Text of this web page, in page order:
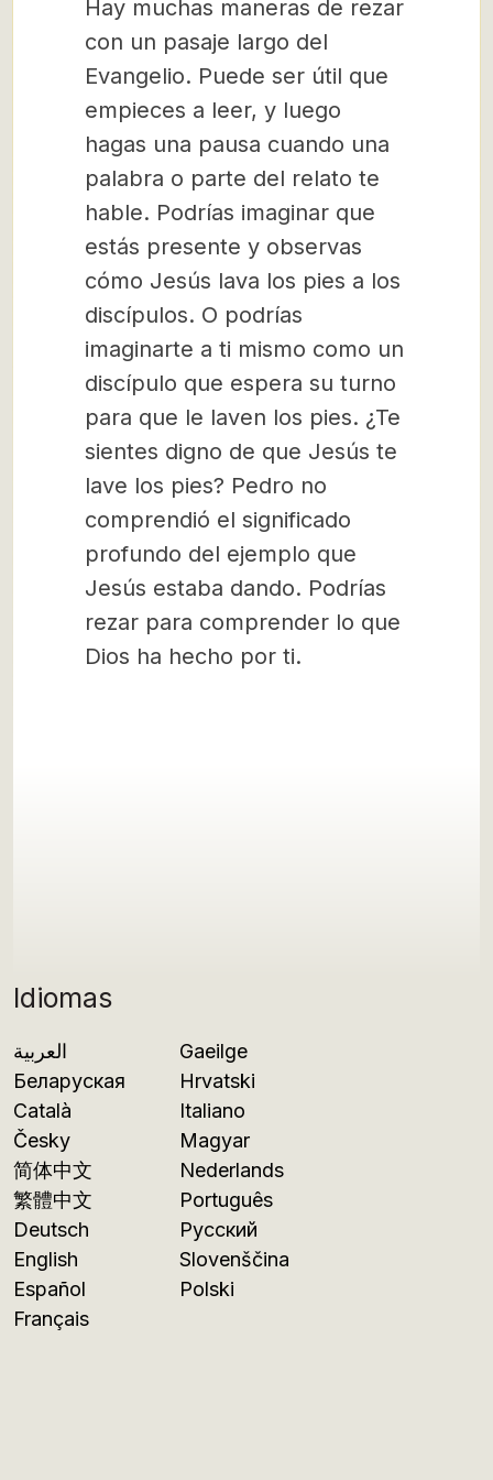
Idiomas
العربية
Беларуская
Català
Česky
简体中文
繁體中文
Deutsch
English
Español
Français
Gaeilge
Hrvatski
Italiano
Magyar
Nederlands
Português
Русский
Slovenščina
Polski
Hay muchas maneras de rezar
con un pasaje largo del
Evangelio. Puede ser útil que
empieces a leer, y luego
hagas una pausa cuando una
palabra o parte del relato te
hable. Podrías imaginar que
estás presente y observas
cómo Jesús lava los pies a los
discípulos. O podrías
imaginarte a ti mismo como un
discípulo que espera su turno
para que le laven los pies. ¿Te
sientes digno de que Jesús te
lave los pies? Pedro no
comprendió el significado
profundo del ejemplo que
Jesús estaba dando. Podrías
rezar para comprender lo que
Dios ha hecho por ti.